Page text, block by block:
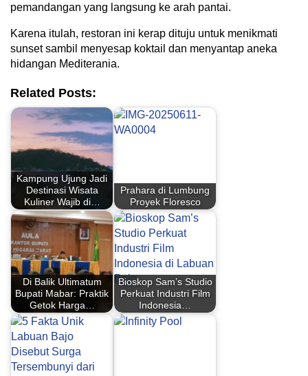
pemandangan yang langsung ke arah pantai.
Karena itulah, restoran ini kerap dituju untuk menikmati
sunset sambil menyesap koktail dan menyantap aneka
hidangan Mediterania.
Related Posts:
Kampung Ujung Jadi
Destinasi Wisata
Kuliner Wajib di…
Prahara di Lumbung
Proyek Floresco
Di Balik Ultimatum
Bupati Mabar: Praktik
Getok Harga…
Bioskop Sam’s Studio
Perkuat Industri Film
Indonesia…